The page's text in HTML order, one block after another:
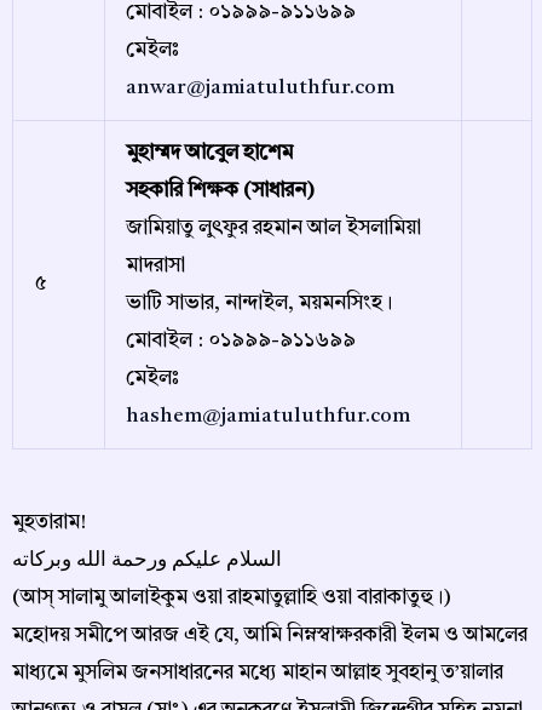
মোবাইল : ০১৯৯৯-৯১১৬৯৯
মেইলঃ
anwar@jamiatuluthfur.com
৫
মুহাম্মদ আবেুল হাশেম
সহকারি শিক্ষক (সাধারন)
জামিয়াতু লুৎফুর রহমান আল ইসলামিয়া
মাদরাসা
ভাটি সাভার, নান্দাইল, ময়মনসিংহ।
মোবাইল : ০১৯৯৯-৯১১৬৯৯
মেইলঃ
hashem@jamiatuluthfur.com
মুহতারাম!
السلام عليكم ورحمة الله وبركاته
(আস্ সালামু আলাইকুম ওয়া রাহমাতুল্লাহি ওয়া বারাকাতুহু।)
মহোদয় সমীপে আরজ এই যে, আমি নিম্নস্বাক্ষরকারী ইলম ও আমলের
মাধ্যমে মুসলিম জনসাধারনের মধ্যে মাহান আল্লাহ সুবহানু ত’য়ালার